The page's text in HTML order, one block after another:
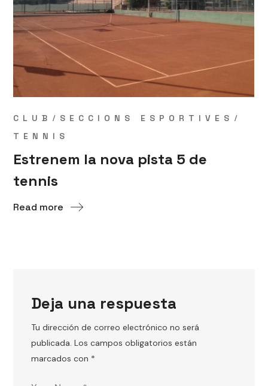
CLUB
SECCIONS ESPORTIVES
TENNIS
Estrenem la nova pista 5 de
tennis
Read more
Deja una respuesta
Tu dirección de correo electrónico no será
publicada. Los campos obligatorios están
marcados con *